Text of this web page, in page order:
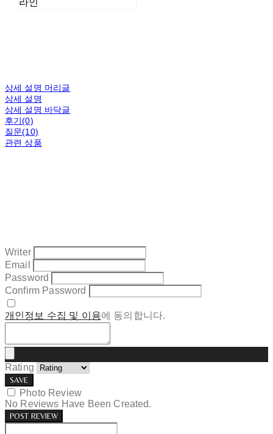
라인
상세 설명 머리글
상세 설명
상세 설명 바닥글
후기(0)
질문(10)
관련 상품
Writer
Email
Password
Confirm Password
개인정보 수집 및 이용에 동의합니다.
Rating
SAVE
Photo Review
No Reviews Have Been Created.
POST REVIEW